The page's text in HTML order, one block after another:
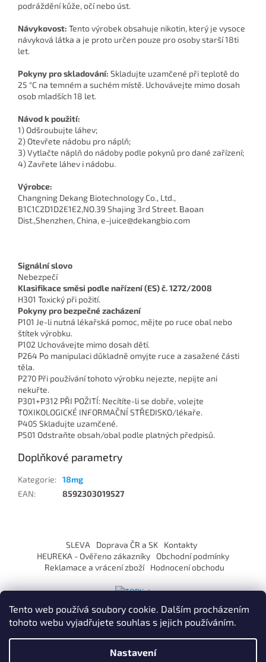
Tento web používá soubory cookie. Dalším procházením
tohoto webu vyjadřujete souhlas s jejich používáním.
Nastavení
podráždění kůže, očí nebo úst.
Návykovost: Tento výrobek obsahuje nikotin, který je vysoce
návyková látka a je proto určen pouze pro osoby starší 18ti
let.
Pokyny pro skladování: Skladujte uzamčené při teplotě do
25 °C na temném a suchém místě. Uchovávejte mimo dosah
osob mladších 18 let.
Návod k použití:
1) Odšroubujte láhev;
2) Otevřete nádobu pro náplň;
3) Vytlačte náplň do nádoby podle pokynů pro dané zařízení;
4) Zavřete láhev i nádobu.
Výrobce:
Changning Dekang Biotechnology Co., Ltd.,
B1C1C2D1D2E1E2,NO.39 Shajing 3rd Street. Baoan
Dist.,Shenzhen, China, e-juice@dekangbio.com
Signální slovo
Nebezpečí
Klasifikace směsi podle nařízení (ES) č. 1272/2008
H301 Toxický při požití.
Pokyny pro bezpečné zacházení
P101 Je-li nutná lékařská pomoc, mějte po ruce obal nebo
štítek výrobku.
P102 Uchovávejte mimo dosah dětí.
P264 Po manipulaci důkladně omyjte ruce a zasažené části
těla.
P270 Při používání tohoto výrobku nejezte, nepijte ani
nekuřte.
P301+P312 PŘI POŽITÍ: Necítíte-li se dobře, volejte
TOXIKOLOGICKÉ INFORMAČNÍ STŘEDISKO/lékaře.
P405 Skladujte uzamčené.
P501 Odstraňte obsah/obal podle platných předpisů.
Doplňkové parametry
Kategorie: 18mg
EAN: 8592303019527
í
SLEVA Doprava ČR a SK
Kontakty
HEUREKA - Ověřeno zákazníky
Obchodní podmínky
Reklamace a vrácení zboží
Hodnocení obchodu